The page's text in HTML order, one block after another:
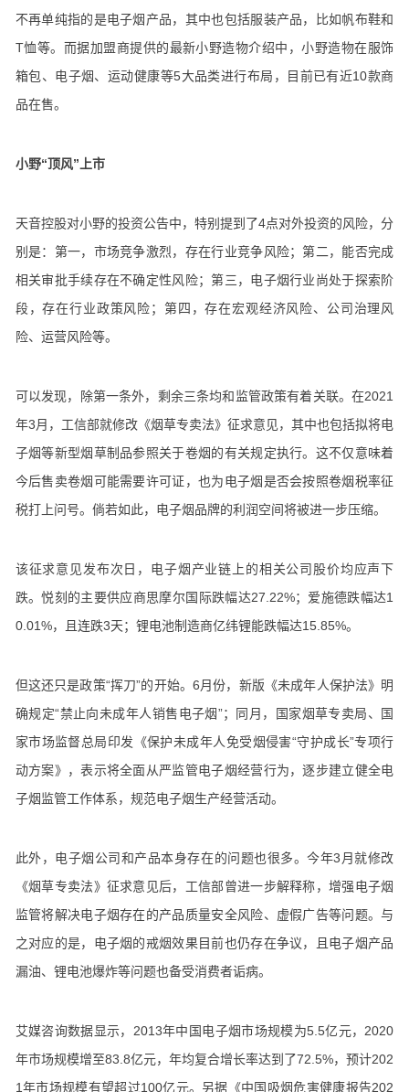
不再单纯指的是电子烟产品，其中也包括服装产品，比如帆布鞋和
T恤等。而据加盟商提供的最新小野造物介绍中，小野造物在服饰
箱包、电子烟、运动健康等5大品类进行布局，目前已有近10款商
品在售。
小野“顶风”上市
天音控股对小野的投资公告中，特别提到了4点对外投资的风险，分
别是：第一，市场竞争激烈，存在行业竞争风险；第二，能否完成
相关审批手续存在不确定性风险；第三，电子烟行业尚处于探索阶
段，存在行业政策风险；第四，存在宏观经济风险、公司治理风
险、运营风险等。
可以发现，除第一条外，剩余三条均和监管政策有着关联。在2021
年3月，工信部就修改《烟草专卖法》征求意见，其中也包括拟将电
子烟等新型烟草制品参照关于卷烟的有关规定执行。这不仅意味着
今后售卖卷烟可能需要许可证，也为电子烟是否会按照卷烟税率征
税打上问号。倘若如此，电子烟品牌的利润空间将被进一步压缩。
该征求意见发布次日，电子烟产业链上的相关公司股价均应声下
跌。悦刻的主要供应商思摩尔国际跌幅达27.22%；爱施德跌幅达1
0.01%，且连跌3天；锂电池制造商亿纬锂能跌幅达15.85%。
但这还只是政策“挥刀”的开始。6月份，新版《未成年人保护法》明
确规定“禁止向未成年人销售电子烟”；同月，国家烟草专卖局、国
家市场监督总局印发《保护未成年人免受烟侵害“守护成长”专项行
动方案》，表示将全面从严监管电子烟经营行为，逐步建立健全电
子烟监管工作体系，规范电子烟生产经营活动。
此外，电子烟公司和产品本身存在的问题也很多。今年3月就修改
《烟草专卖法》征求意见后，工信部曾进一步解释称，增强电子烟
监管将解决电子烟存在的产品质量安全风险、虚假广告等问题。与
之对应的是，电子烟的戒烟效果目前也仍存在争议，且电子烟产品
漏油、锂电池爆炸等问题也备受消费者诟病。
艾媒咨询数据显示，2013年中国电子烟市场规模为5.5亿元，2020
年市场规模增至83.8亿元，年均复合增长率达到了72.5%，预计202
1年市场规模有望超过100亿元。另据《中国吸烟危害健康报告202